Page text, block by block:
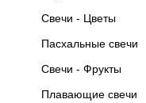
Свечи - Цветы
Пасхальные свечи
Свечи - Фрукты
Плавающие свечи